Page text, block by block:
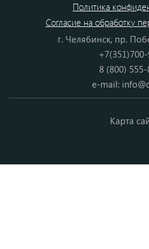
Политика
Согласие на обработку
г. Челябинск, пр.
8 (800)
e-mail:
Карта